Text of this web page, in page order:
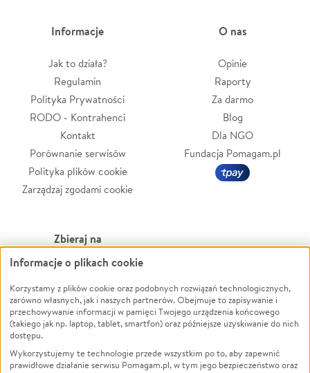
Informacje
Jak to działa?
Regulamin
Polityka Prywatności
RODO - Kontrahenci
Kontakt
Porównanie serwisów
Polityka plików cookie
Zarządzaj zgodami cookie
O nas
Opinie
Raporty
Za darmo
Blog
Dla NGO
Fundacja Pomagam.pl
Zbieraj na
Leczenie
Zwierzęta
Pożar
Ukraina
Pomoc Finansowa
Powódź
Wichura
NGO
Edukacja
Informacje o plikach cookie
Korzystamy z plików cookie oraz podobnych rozwiązań technologicznych,
zarówno własnych, jak i naszych partnerów. Obejmuje to zapisywanie i
przechowywanie informacji w pamięci Twojego urządzenia końcowego
(takiego jak np. laptop, tablet, smartfon) oraz późniejsze uzyskiwanie do nich
dostępu.
Wykorzystujemy te technologie przede wszystkim po to, aby zapewnić
prawidłowe działanie serwisu Pomagam.pl, w tym jego bezpieczeństwo oraz